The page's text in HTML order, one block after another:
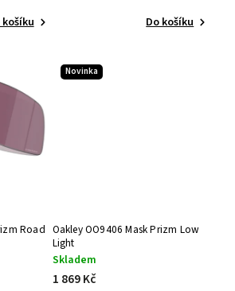
košíku Do košíku
Road
Novinka
Oakley OO9406 Mask Prizm Low
Light
Skladem
1 869 Kč